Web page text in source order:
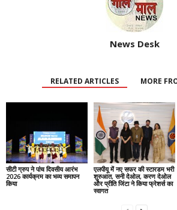
News Desk
RELATED ARTICLES MORE
सीटी ग्रुप ने पांच दिवसीय आरंभ
2026 कार्यक्रम का भव्य समापन
किया
एलपीयू में नए सफर की स्टारडम भरी
शुरुआत, सनी देओल, करण देओल
और प्रीति जिंटा ने किया फ्रेशर्स का
स्वागत